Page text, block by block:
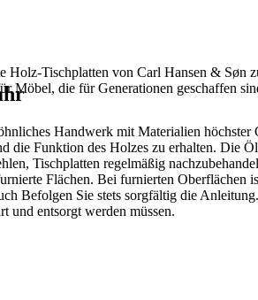
Holz-Tischplatten von Carl Hansen &
Möbel, die für Generationen geschaffen
Handwerk mit Materialien
die Funktion des Holzes zu erhalten.
Tischplatten regelmäßig
Flächen. Bei furnierten
Befolgen Sie stets sorgfältig die
und entsorgt werden müssen.